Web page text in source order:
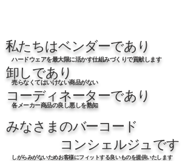
私たちはベンダーであり
ハードウェアを最大限に活かす仕組みづくりで貢献します
卸しであり
コーディネーターであり
みなさまのバーコード
売らなくてはいけない商品がない
各メーカー商品の良し悪しを熟知
しがらみがないためお客様にフィットする良いものを提供いたします
コンシェルジュです